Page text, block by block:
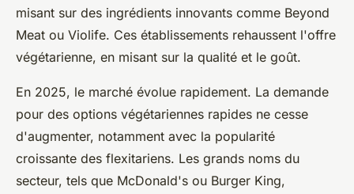
misant sur des ingrédients innovants comme Beyond
Meat ou Violife. Ces établissements rehaussent l'offre
végétarienne, en misant sur la qualité et le goût.
En 2025, le marché évolue rapidement. La demande
pour des options végétariennes rapides ne cesse
d'augmenter, notamment avec la popularité
croissante des flexitariens. Les grands noms du
secteur, tels que McDonald's ou Burger King,